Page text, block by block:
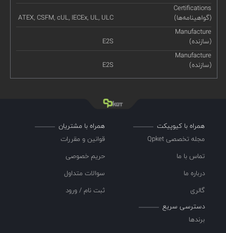
Certifications
(گواهینامه‌ها)
ATEX, CSFM, cUL, IECEx, UL, ULC
Manufacture
(سازنده)
E2S
Manufacture
(سازنده)
E2S
همراه با کیوپیکت
مجله تخصصی Qpket
تماس با ما
درباره ما
گالری
همراه با مشتریان
قوانین و مقررات
حریم خصوصی
سوالات متداول
ثبت نام / ورود
دسترسی سریع
برندها